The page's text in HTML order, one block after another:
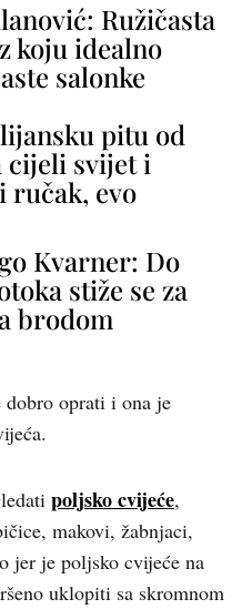
Ružičasta
koju idealno
salonke
pitu od
cijeli svijet i
ručak, evo
Kvarner: Do
stiže se za
brodom
dobro oprati i ona je
poljsko cvijeće,
makovi, žabnjaci,
jer je poljsko cvijeće na
uklopiti sa skromnom